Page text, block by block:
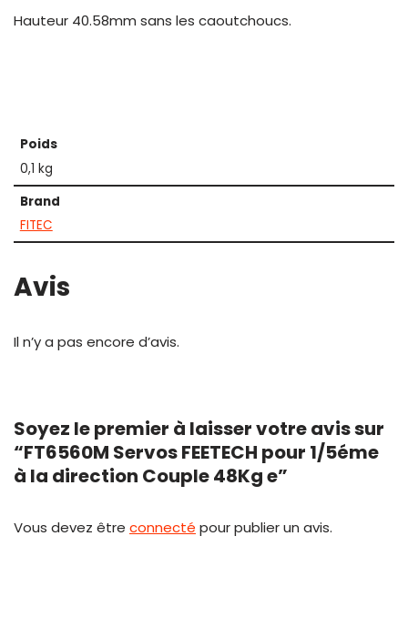
Hauteur 40.58mm sans les caoutchoucs.
Poids
0,1 kg
Brand
FITEC
Avis
Il n’y a pas encore d’avis.
Soyez le premier à laisser votre avis sur
“FT6560M Servos FEETECH pour 1/5éme
à la direction Couple 48Kg e”
Vous devez être connecté pour publier un avis.